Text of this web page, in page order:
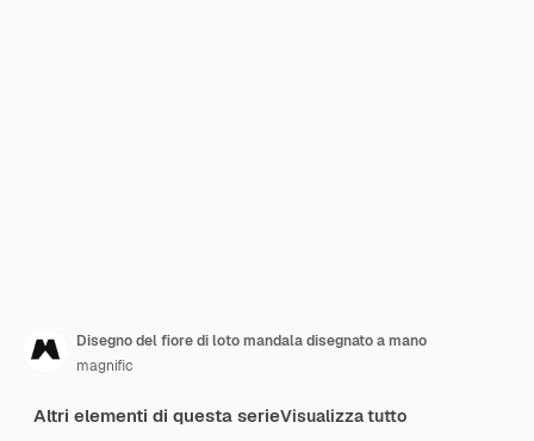
Disegno del fiore di loto mandala disegnato a mano
magnific
Altri elementi di questa serieVisualizza tutto